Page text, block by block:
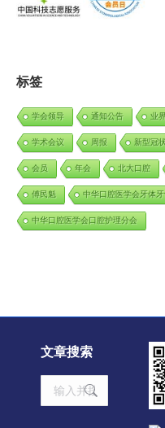
标签
学会领导 通知公告 业
学术会议 周报 新型冠
会员 年会 北大口腔
傅民魁 中华口腔医学会牙体
中华口腔医学会口腔护理分会
文章搜索
Search: